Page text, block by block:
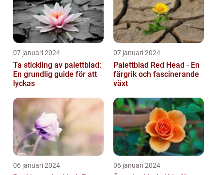
07 januari 2024
Ta stickling av palettblad:
En grundlig guide för att
lyckas
07 januari 2024
Palettblad Red Head - En
färgrik och fascinerande
växt
06 januari 2024 06 januari 2024